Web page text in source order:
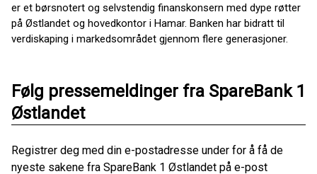
er et børsnotert og selvstendig finanskonsern med dype røtter
på Østlandet og hovedkontor i Hamar. Banken har bidratt til
verdiskaping i markedsområdet gjennom flere generasjoner.
Følg pressemeldinger fra SpareBank 1
Østlandet
Registrer deg med din e-postadresse under for å få de
nyeste sakene fra SpareBank 1 Østlandet på e-post